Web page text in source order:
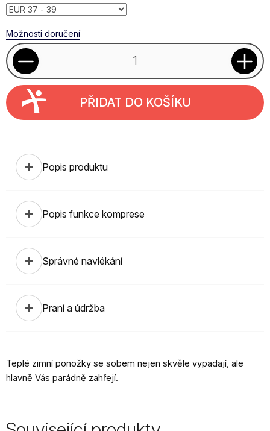
Možnosti doručení
PŘIDAT DO KOŠÍKU
add Popis produktu
add Popis funkce komprese
add Správné navlékání
add Praní a údržba
Teplé zimní ponožky se sobem nejen skvěle vypadají, ale
hlavně Vás parádně zahřejí.